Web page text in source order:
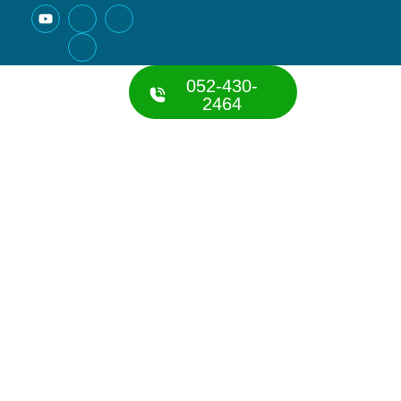
052-430-
2464